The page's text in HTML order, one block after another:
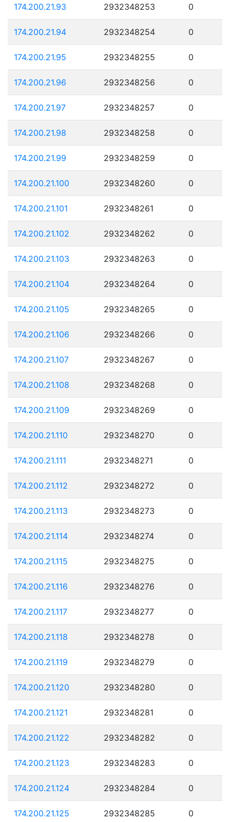
174.200.21.93 2932348253 0
174.200.21.94 2932348254 0
174.200.21.95 2932348255 0
174.200.21.96 2932348256 0
174.200.21.97 2932348257 0
174.200.21.98 2932348258 0
174.200.21.99 2932348259 0
174.200.21.100 2932348260 0
174.200.21.101 2932348261 0
174.200.21.102 2932348262 0
174.200.21.103 2932348263 0
174.200.21.104 2932348264 0
174.200.21.105 2932348265 0
174.200.21.106 2932348266 0
174.200.21.107 2932348267 0
174.200.21.108 2932348268 0
174.200.21.109 2932348269 0
174.200.21.110 2932348270 0
174.200.21.111 2932348271 0
174.200.21.112 2932348272 0
174.200.21.113 2932348273 0
174.200.21.114 2932348274 0
174.200.21.115 2932348275 0
174.200.21.116 2932348276 0
174.200.21.117 2932348277 0
174.200.21.118 2932348278 0
174.200.21.119 2932348279 0
174.200.21.120 2932348280 0
174.200.21.121 2932348281 0
174.200.21.122 2932348282 0
174.200.21.123 2932348283 0
174.200.21.124 2932348284 0
174.200.21.125 2932348285 0